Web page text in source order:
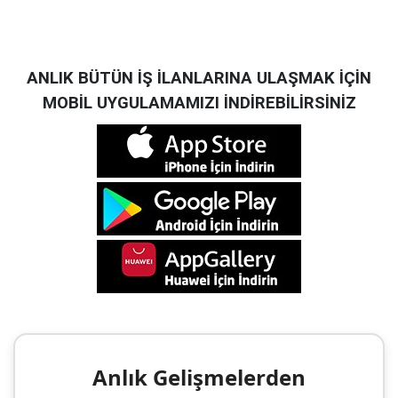
ANLIK BÜTÜN İŞ İLANLARINA ULAŞMAK İÇİN
MOBİL UYGULAMAMIZI İNDİREBİLİRSİNİZ
Anlık Gelişmelerden